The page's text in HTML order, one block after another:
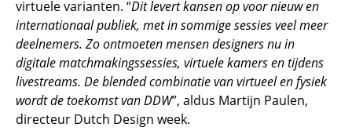
virtuele varianten. “Dit levert kansen op voor nieuw en
internationaal publiek, met in sommige sessies veel meer
deelnemers. Zo ontmoeten mensen designers nu in
digitale matchmakingssessies, virtuele kamers en tijdens
livestreams. De blended combinatie van virtueel en fysiek
wordt de toekomst van DDW”, aldus Martijn Paulen,
directeur Dutch Design week.